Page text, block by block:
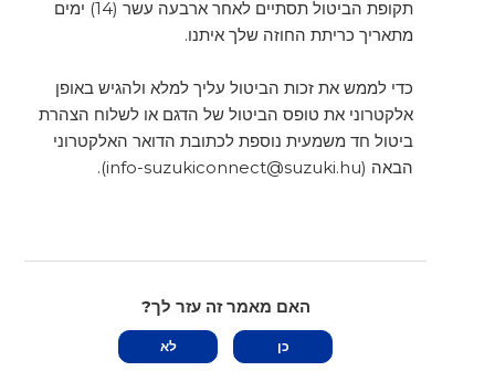
תקופת הביטול תסתיים לאחר ארבעה עשר (14) ימים
מתאריך כריתת החוזה שלך איתנו.
כדי לממש את זכות הביטול עליך למלא ולהגיש באופן
אלקטרוני את טופס הביטול של הדגם או לשלוח הצהרת
ביטול חד משמעית נוספת לכתובת הדואר האלקטרוני
הבאה (info-suzukiconnect@suzuki.hu).
האם מאמר זה עזר לך?
כן לא